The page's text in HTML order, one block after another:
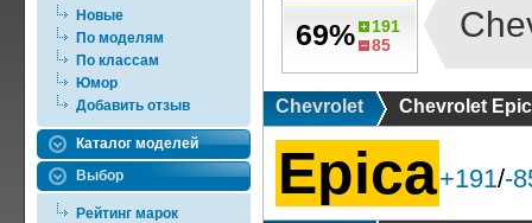
Новые
По моделям
По классам
Юмор
Добавить отзыв
Каталог моделей
Выбор
Рейтинг марок
69%
191
85
Chevrolet Chevrolet
Epica+191/-